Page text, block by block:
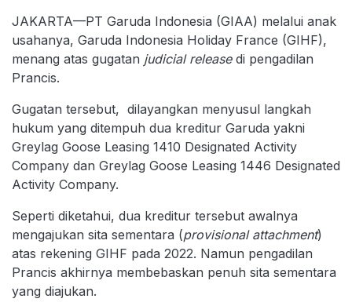
JAKARTA—PT Garuda Indonesia (GIAA) melalui anak
usahanya, Garuda Indonesia Holiday France (GIHF),
menang atas gugatan judicial releasedi pengadilan
Prancis.
Gugatan tersebut, dilayangkan menyusul langkah
hukum yang ditempuh dua kreditur Garuda yakni
Greylag Goose Leasing 1410 Designated Activity
Company dan Greylag Goose Leasing 1446 Designated
Activity Company.
Seperti diketahui, dua kreditur tersebut awalnya
mengajukan sita sementara (provisional attachment)
atas rekening GIHF pada 2022. Namun pengadilan
Prancis akhirnya membebaskan penuh sita sementara
yang diajukan.